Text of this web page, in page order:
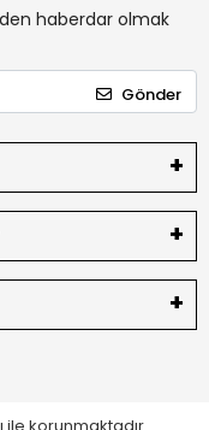
haberdar olmak
Gönder